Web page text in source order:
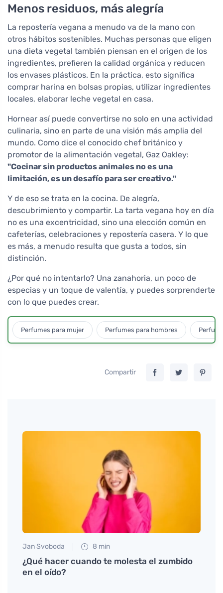
Menos residuos, más alegría
La repostería vegana a menudo va de la mano con
otros hábitos sostenibles. Muchas personas que eligen
una dieta vegetal también piensan en el origen de los
ingredientes, prefieren la calidad orgánica y reducen
los envases plásticos. En la práctica, esto significa
comprar harina en bolsas propias, utilizar ingredientes
locales, elaborar leche vegetal en casa.
Hornear así puede convertirse no solo en una actividad
culinaria, sino en parte de una visión más amplia del
mundo. Como dice el conocido chef británico y
promotor de la alimentación vegetal, Gaz Oakley:
"Cocinar sin productos animales no es una
limitación, es un desafío para ser creativo."
Y de eso se trata en la cocina. De alegría,
descubrimiento y compartir. La tarta vegana hoy en día
no es una excentricidad, sino una elección común en
cafeterías, celebraciones y repostería casera. Y lo que
es más, a menudo resulta que gusta a todos, sin
distinción.
¿Por qué no intentarlo? Una zanahoria, un poco de
especias y un toque de valentía, y puedes sorprenderte
con lo que puedes crear.
Perfumes para mujer Perfumes para hombres
Compartir
Jan Svoboda 8 min
¿Qué hacer cuando te molesta el zumbido
en el oído?